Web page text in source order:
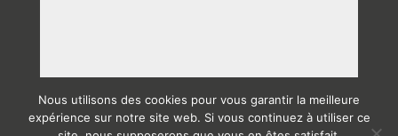
ENVOYER
Nous utilisons des cookies pour vous garantir la meilleure
expérience sur notre site web. Si vous continuez à utiliser ce